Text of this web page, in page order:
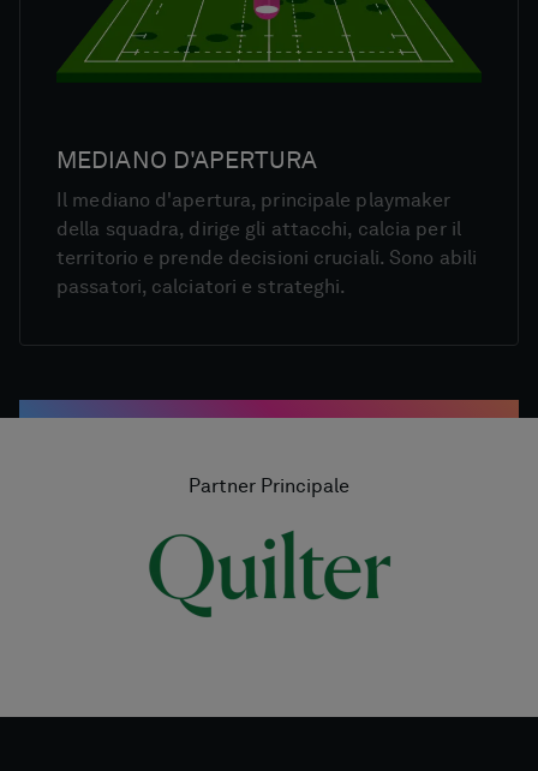
MEDIANO D'APERTURA
Il mediano d'apertura, principale playmaker
della squadra, dirige gli attacchi, calcia per il
territorio e prende decisioni cruciali. Sono abili
passatori, calciatori e strateghi.
Partner Principale